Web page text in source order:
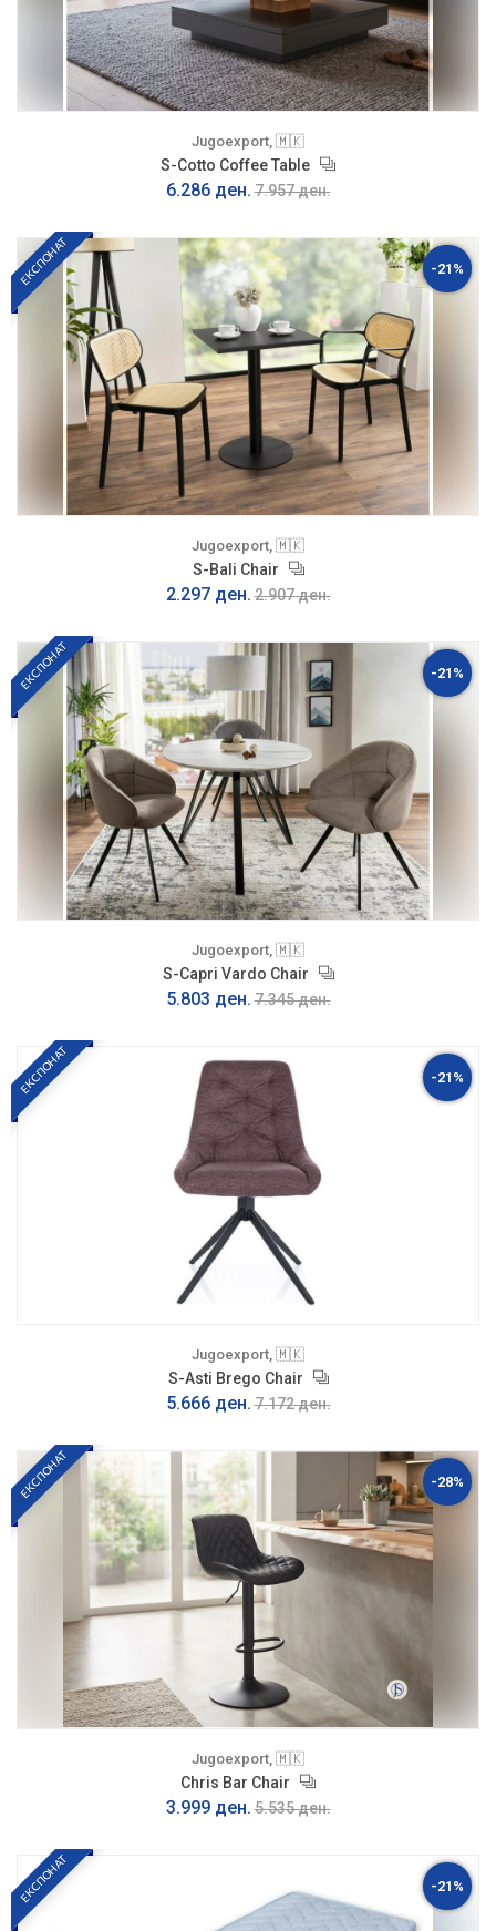
Jugoexport, 🇲🇰
S-Cotto Coffee Table
6.286 ден. 7.957 ден.
ЕКСПОНАТ -21%
Jugoexport, 🇲🇰
S-Bali Chair
2.297 ден. 2.907 ден.
ЕКСПОНАТ -21%
Jugoexport, 🇲🇰
S-Capri Vardo Chair
5.803 ден. 7.345 ден.
ЕКСПОНАТ -21%
Jugoexport, 🇲🇰
S-Asti Brego Chair
5.666 ден. 7.172 ден.
ЕКСПОНАТ -28%
Jugoexport, 🇲🇰
Chris Bar Chair
3.999 ден. 5.535 ден.
ЕКСПОНАТ -21%